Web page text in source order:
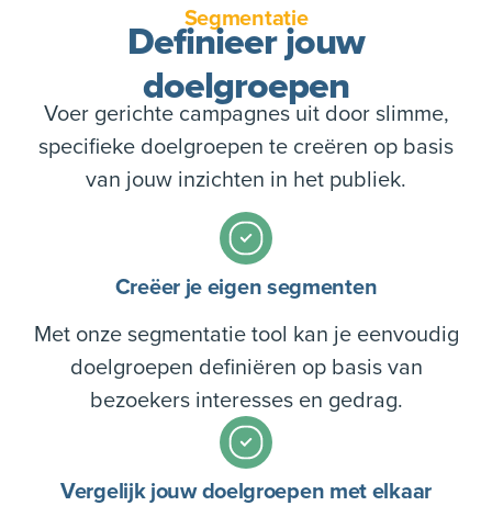
Segmentatie
Definieer jouw
doelgroepen
Voer gerichte campagnes uit door slimme,
specifieke doelgroepen te creëren op basis
van jouw inzichten in het publiek.
Creëer je eigen segmenten
Met onze segmentatie tool kan je eenvoudig
doelgroepen definiëren op basis van
bezoekers interesses en gedrag.
Vergelijk jouw doelgroepen met elkaar